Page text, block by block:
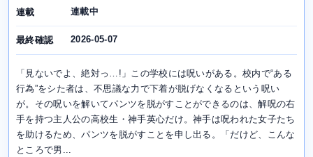
連載 連載中
最終確認 2026-05-07
「見ないでよ、絶対っ…!」この学校には呪いがある。校内で“ある
行為”をシた者は、不思議な力で下着が脱げなくなるという呪い
が。その呪いを解いてパンツを脱がすことができるのは、解呪の右
手を持つ主人公の高校生・神手英心だけ。神手は呪われた女子たち
を助けるため、パンツを脱がすことを申し出る。「だけど、こんな
ところで男...